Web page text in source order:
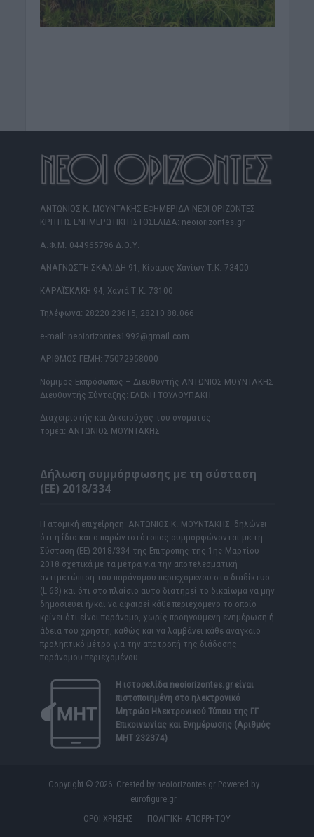
ΑΝΤΩΝΙΟΣ Κ. ΜΟΥΝΤΑΚΗΣ ΕΦΗΜΕΡΙΔΑ ΝΕΟΙ ΟΡΙΖΟΝΤΕΣ
ΚΡΗΤΗΣ ΕΝΗΜΕΡΩΤΙΚΗ ΙΣΤΟΣΕΛΙΔΑ: neoiorizontes.gr
Α.Φ.Μ. 044965796 Δ.Ο.Υ.
ΑΝΑΓΝΩΣΤΗ ΣΚΑΛΙΔΗ 91, Κίσαμος Χανίων Τ.Κ. 73400
ΚΑΡΑΪΣΚΑΚΗ 94, Χανιά Τ.Κ. 73100
Τηλέφωνα: 28220 23615, 28210 88.066
e-mail: neoiorizontes1992@gmail.com
ΑΡΙΘΜΟΣ ΓΕΜΗ: 75072958000
Νόμιμος Εκπρόσωπος – Διευθυντής ΑΝΤΩΝΙΟΣ ΜΟΥΝΤΑΚΗΣ
Διευθυντής Σύνταξης: ΕΛΕΝΗ ΤΟΥΛΟΥΠΑΚΗ
Διαχειριστής και Δικαιούχος του ονόματος
τομέα: ΑΝΤΩΝΙΟΣ ΜΟΥΝΤΑΚΗΣ
Δήλωση συμμόρφωσης με τη σύσταση
(ΕΕ) 2018/334
Η ατομική επιχείρηση ΑΝΤΩΝΙΟΣ Κ. ΜΟΥΝΤΑΚΗΣ δηλώνει
ότι η ίδια και ο παρών ιστότοπος συμμορφώνονται με τη
Σύσταση (ΕΕ) 2018/334 της Επιτροπής της 1ης Μαρτίου
2018 σχετικά με τα μέτρα για την αποτελεσματική
αντιμετώπιση του παράνομου περιεχομένου στο διαδίκτυο
(L 63) και ότι στο πλαίσιο αυτό διατηρεί το δικαίωμα να μην
δημοσιεύει ή/και να αφαιρεί κάθε περιεχόμενο το οποίο
κρίνει ότι είναι παράνομο, χωρίς προηγούμενη ενημέρωση ή
άδεια του χρήστη, καθώς και να λαμβάνει κάθε αναγκαίο
προληπτικό μέτρο για την αποτροπή της διάδοσης
παράνομου περιεχομένου.
Η ιστοσελίδα neoiorizontes.grείναι
πιστοποιημένη στο ηλεκτρονικό
Μητρώο Ηλεκτρονικού Τύπου της ΓΓ
Επικοινωνίας και Ενημέρωσης (Αριθμός
ΜΗΤ 232374)
Copyright © 2026. Created by neoiorizontes.gr Powered by
eurofigure.gr
ΟΡΟΙ ΧΡΗΣΗΣ
ΠΟΛΙΤΙΚΗ ΑΠΟΡΡΗΤΟΥ